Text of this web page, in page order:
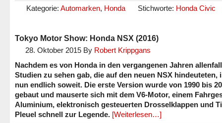
Kategorie: Automarken, Honda Stichworte: Honda Civic
Tokyo Motor Show: Honda NSX (2016)
28. Oktober 2015 By Robert Krippgans
Nachdem es von Honda in den vergangenen Jahren
Studien zu sehen gab, die auf den neuen NSX hindeuteten,
nun endlich soweit. Die erste Version wurde von 1990 bis
gebaut und mauserte sich mit dem V6-Motor, einem
Aluminium, elektronisch gesteuerten Drosselklappen und
Pleuel schnell zur Legende. [Weiterlesen…]